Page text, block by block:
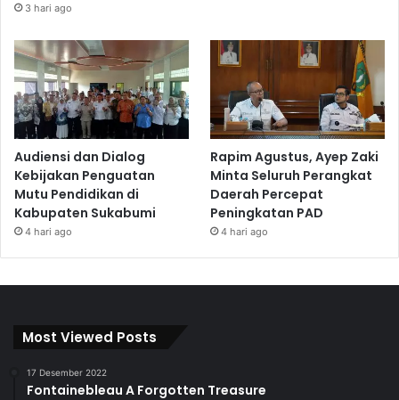
3 hari ago
Audiensi dan Dialog
Kebijakan Penguatan
Mutu Pendidikan di
Kabupaten Sukabumi
4 hari ago
Rapim Agustus, Ayep Zaki
Minta Seluruh Perangkat
Daerah Percepat
Peningkatan PAD
4 hari ago
Most Viewed Posts
17 Desember 2022
Fontainebleau A Forgotten Treasure